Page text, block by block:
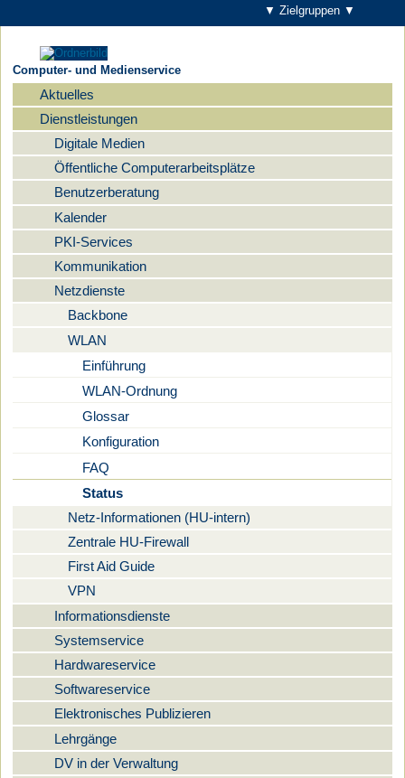
▼ Zielgruppen ▼
Computer- und Medienservice
Navigation
Aktuelles
Dienstleistungen
Digitale Medien
Öffentliche Computerarbeitsplätze
Benutzerberatung
Kalender
PKI-Services
Kommunikation
Netzdienste
Backbone
WLAN
Einführung
WLAN-Ordnung
Glossar
Konfiguration
FAQ
Status
Netz-Informationen (HU-intern)
Zentrale HU-Firewall
First Aid Guide
VPN
Informationsdienste
Systemservice
Hardwareservice
Softwareservice
Elektronisches Publizieren
Lehrgänge
DV in der Verwaltung